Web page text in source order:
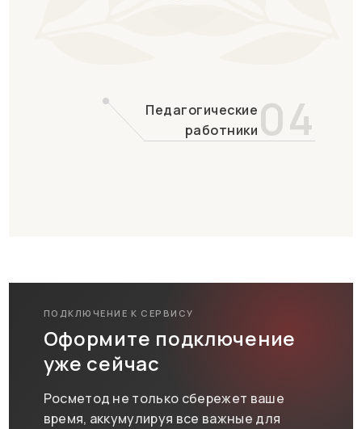
Педагогические
работники 04
ПОДКЛЮЧЕНИЕ К СЕРВИСУ
Оформите подключение
уже сейчас
Росметод не только сбережет ваше
время, аккумулируя все важные для